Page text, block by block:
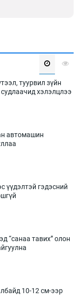
туурвил зүйн
хэлэлцлээ
автомашин
үүдэлтэй гэдэсний
“санаа тавих” олон
10-12 см-ээр